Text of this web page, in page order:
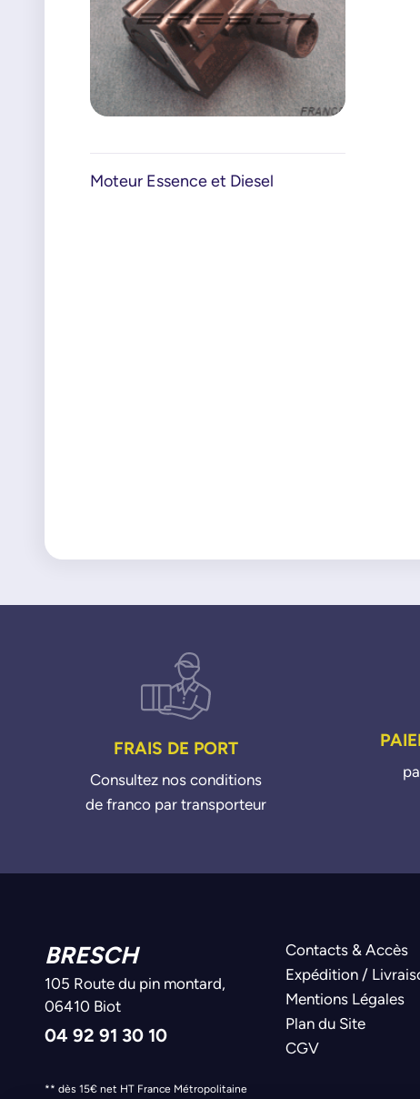
Moteur Essence et Diesel
FRAIS DE PORT
Consultez nos conditions
de franco par transporteur
BRESCH
105 Route du pin montard,
06410 Biot
04 92 91 30 10
Contacts & Accès
Expédition /
Mentions Légales
Plan du Site
CGV
** dès 15€ net HT France Métropolitaine